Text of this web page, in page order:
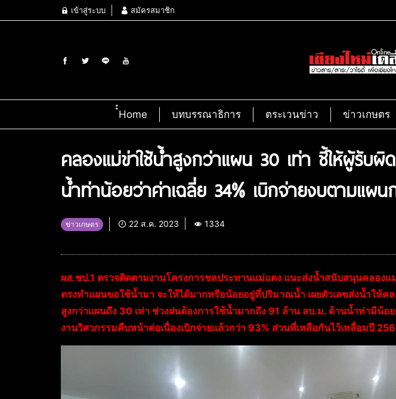
เข้าสู่ระบบ สมัครสมาชิก
๋๋Home บทบรรณาธิการ ตระเวนข่าว ข่าวเกษตร
คลองแม่ข่าใช้น้ำสูงกว่าแผน 30 เท่า ชี้ให้ผู้รับ
น้ำท่าน้อยว่าค่าเฉลี่ย 34% เบิกจ่ายงบตามแผน
ข่าวเกษตร 22 ส.ค. 2023 1334
ผส.ชป.1 ตรวจติดตามงานโครงการชลประทานแม่แตง แนะส่งน้ำสนับสนุนคลอง
ตรงทำแผนขอใช้น้ำมา จะให้ได้มากหรือน้อยอยู่ที่ปริมาณน้ำ เผยตัวเลขส่งน้ำให้ค
สูงกว่าแผนถึง 30 เท่า ช่วงฝนต้องการใช้น้ำมากถึง 91 ล้าน ลบ.ม. ด้านน้ำท่ามีน้อ
งานวิศวกรรมคืบหน้าต่อเนื่องเบิกจ่ายแล้วกว่า 93% ส่วนที่เหลือกันไว้เหลื่อมปี